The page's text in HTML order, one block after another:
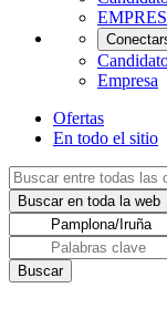
Empresa
Ofertas
En todo el sitio